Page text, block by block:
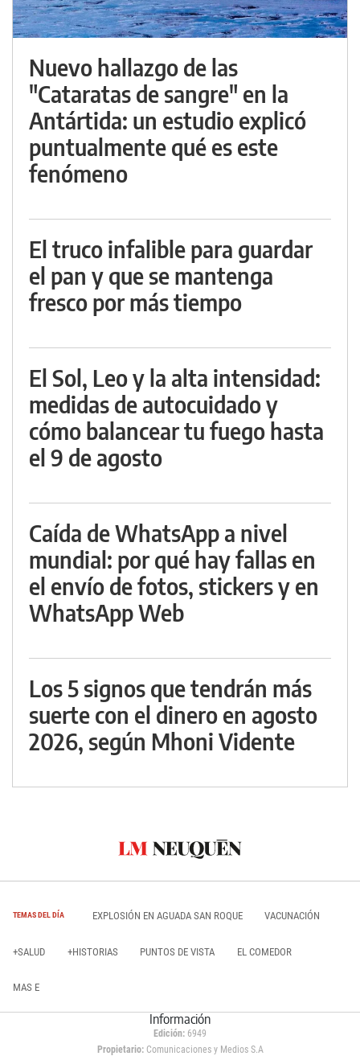
Nuevo hallazgo de las
"Cataratas de sangre" en la
Antártida: un estudio explicó
puntualmente qué es este
fenómeno
El truco infalible para guardar
el pan y que se mantenga
fresco por más tiempo
El Sol, Leo y la alta intensidad:
medidas de autocuidado y
cómo balancear tu fuego hasta
el 9 de agosto
Caída de WhatsApp a nivel
mundial: por qué hay fallas en
el envío de fotos, stickers y en
WhatsApp Web
Los 5 signos que tendrán más
suerte con el dinero en agosto
2026, según Mhoni Vidente
TEMAS DEL DÍA EXPLOSIÓN EN AGUADA SAN ROQUE VACUNACIÓN
+SALUD +HISTORIAS PUNTOS DE VISTA EL COMEDOR
MAS E
Información
Edición: 6949
Propietario:Comunicaciones y Medios S.A